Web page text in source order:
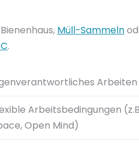
Müll-Sammeln
.
Arbeitsbedingungen
Open Mind)